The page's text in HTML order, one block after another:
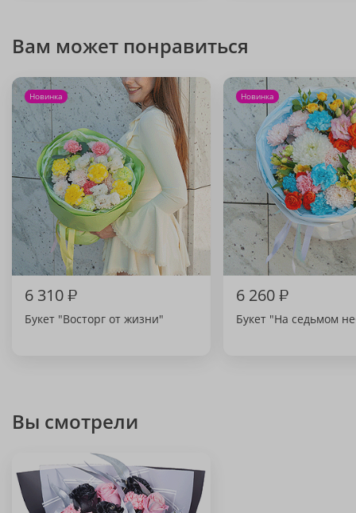
Вам может понравиться
Новинка
6 310₽
Букет "Восторг от жизни"
Новинка
6 260₽
Букет "На седьмом
Вы смотрели